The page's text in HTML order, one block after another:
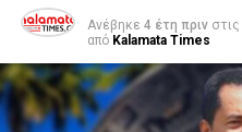
Ανέβηκε 4 έτη πριν στις
από Kalamata Times